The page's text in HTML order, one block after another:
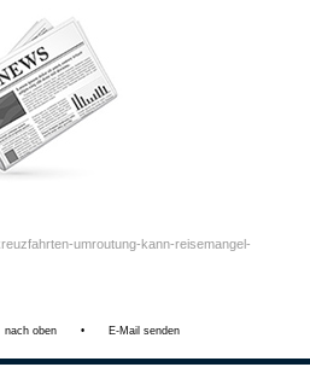
umroutung-kann-reisemangel-
nach oben • E-Mail senden